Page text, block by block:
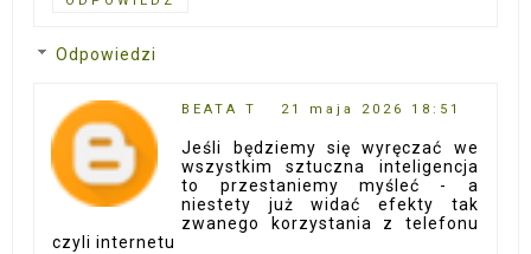
Odpowiedzi
BEATA T 21 maja 2026 18:51
Jeśli będziemy się wyręczać we
wszystkim sztuczna inteligencja
to przestaniemy myśleć - a
niestety już widać efekty tak
zwanego korzystania z telefonu
czyli internetu